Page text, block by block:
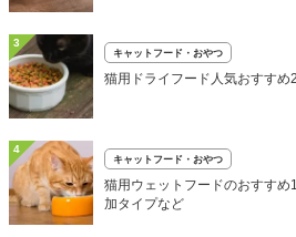
3
キャットフード・おやつ
猫用ドライフード人気おすすめ
4
キャットフード・おやつ
猫用ウェットフードのおすす
加タイプなど